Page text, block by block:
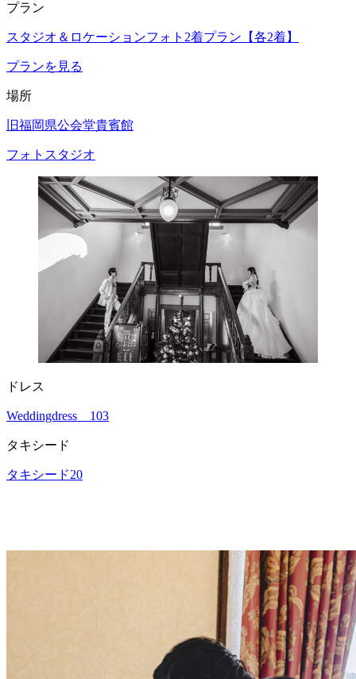
プラン
スタジオ＆ロケーションフォト2着プラン【各2着】
プランを見る
場所
旧福岡県公会堂貴賓館
フォトスタジオ
ドレス
Weddingdress＿103
タキシード
タキシード20